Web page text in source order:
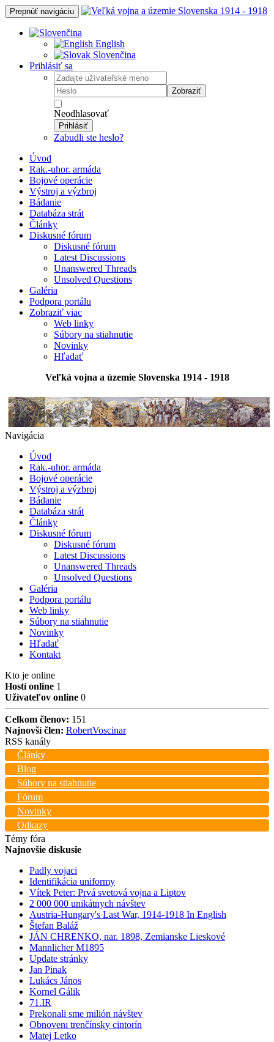
Prepnúť navigáciu
English
Slovenčina
Prihlásiť sa
Zobraziť
Neodhlasovať
Prihlásiť
Zabudli ste heslo?
Úvod
Rak.-uhor. armáda
Bojové operácie
Výstroj a výzbroj
Bádanie
Databáza strát
Články
Diskusné fórum
Diskusné fórum
Latest Discussions
Unanswered Threads
Unsolved Questions
Galéria
Podpora portálu
Zobraziť viac
Web linky
Súbory na stiahnutie
Novinky
Hľadať
Veľká vojna a územie Slovenska 1914 - 1918
Navigácia
Úvod
Rak.-uhor. armáda
Bojové operácie
Výstroj a výzbroj
Bádanie
Databáza strát
Články
Diskusné fórum
Diskusné fórum
Latest Discussions
Unanswered Threads
Unsolved Questions
Galéria
Podpora portálu
Web linky
Súbory na stiahnutie
Novinky
Hľadať
Kontakt
Kto je online
Hostí online 1
Užívateľov online 0
Celkom členov: 151
Najnovší člen: RobertVoscinar
RSS kanály
Články
Blog
Súbory na stiahnutie
Fórum
Novinky
Odkazy
Témy fóra
Najnovšie diskusie
Padly vojaci
Identifikácia uniformy
Vítek Peter: Prvá svetová vojna a Liptov
2 000 000 unikátnych návštev
Austria-Hungary's Last War, 1914-1918 In English
Štefan Baláž
JÁN CHRENKO, nar. 1898, Zemianske Lieskové
Mannlicher M1895
Update stránky
Jan Pinak
Lukács János
Kornel Gálik
71.IR
Prekonali sme milión návštev
Obnovenı trenčínsky cintorín
Matej Letko